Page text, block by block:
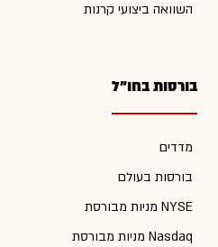
השוואה ביצועי קרנות
בורסות בחו"ל
מדדים
בורסות בעולם
מניות מבורסת NYSE
מניות מבורסת Nasdaq